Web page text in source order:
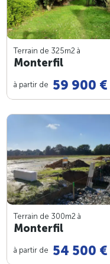
Terrain de 325m2 à
Monterfil
à partir de 59 900 €
Terrain de 300m2 à
Monterfil
à partir de 54 500 €